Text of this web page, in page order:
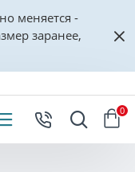
меняется -
заранее,
0